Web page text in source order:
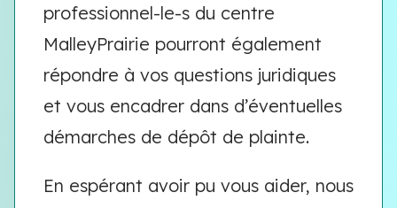
professionnel-le-s du centre
MalleyPrairie pourront également
répondre à vos questions juridiques
et vous encadrer dans d’éventuelles
démarches de dépôt de plainte.
En espérant avoir pu vous aider, nous